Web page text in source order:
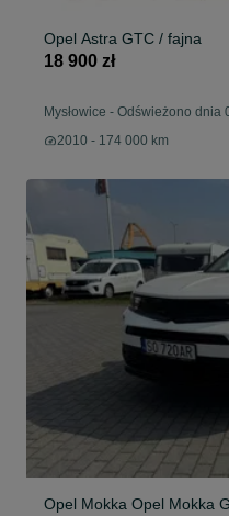
Opel Astra GTC / fajna
18 900 zł
Mysłowice - Odświeżono dnia
2010 - 174 000 km
Opel Mokka Opel Mokka